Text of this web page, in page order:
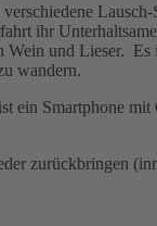
Lausch-
ihr
Wein und Lieser. Es
wandern.
ein Smartphone mit
zurückbringen